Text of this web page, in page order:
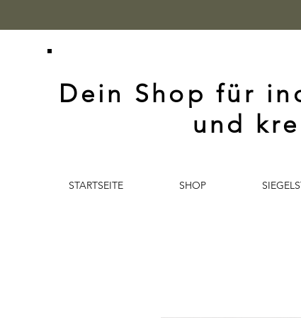
Dein Shop für
und
STARTSEITE SHOP